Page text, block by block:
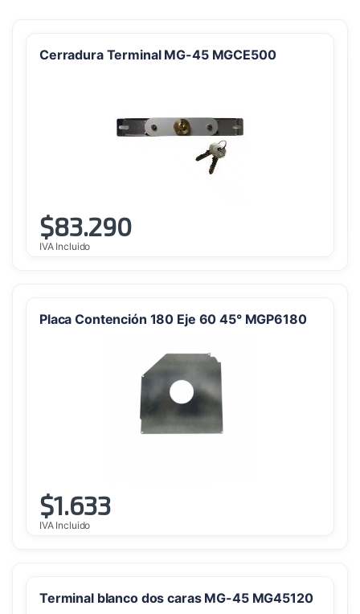
Cerradura Terminal MG-45 MGCE500
$83.290
IVA Incluido
Placa Contención 180 Eje 60 45° MGP6180
$1.633
IVA Incluido
Terminal blanco dos caras MG-45 MG45120